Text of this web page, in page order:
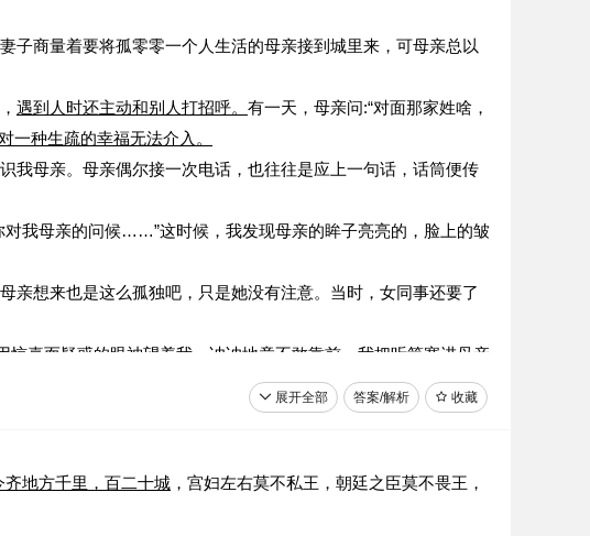
中原话回答)
商量着要将孤零零一个人生活的母亲接到城里来，可母亲总以
遇到人时还主动和别人打招呼。 有一天，母亲问:“对面那家姓啥，
一种生疏的幸福无法介入。
母亲。母亲偶尔接一次电话，也往往是应上一句话，话筒便传
对我母亲的问候……”这时候，我发现母亲的眸子亮亮的，脸上的皱
想来也是这么孤独吧，只是她没有注意。当时，女同事还要了
惊喜而疑惑的眼神望着我，讷讷地竟不敢靠前 。我把听筒塞进母亲
收藏
答案/解析
展开全部
齐地方千里，百二十城 ，宫妇左右莫不私王，朝廷之臣莫不畏王，